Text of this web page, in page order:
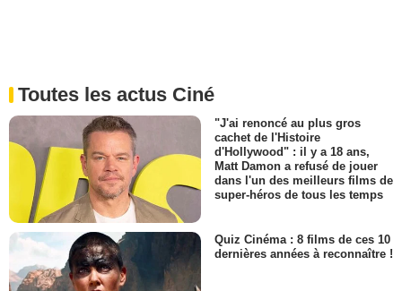
Toutes les actus Ciné
"J'ai renoncé au plus gros
cachet de l'Histoire
d'Hollywood" : il y a 18 ans,
Matt Damon a refusé de jouer
dans l'un des meilleurs films de
super-héros de tous les temps
Quiz Cinéma : 8 films de ces 10
dernières années à reconnaître !